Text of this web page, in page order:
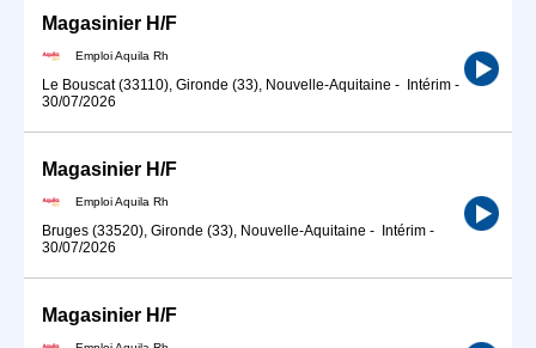
Magasinier H/F
Emploi Aquila Rh
Le Bouscat (33110), Gironde (33), Nouvelle-Aquitaine - Intérim -
30/07/2026
Magasinier H/F
Emploi Aquila Rh
Bruges (33520), Gironde (33), Nouvelle-Aquitaine - Intérim -
30/07/2026
Magasinier H/F